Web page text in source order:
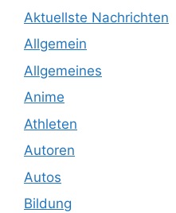
Aktuellste Nachrichten
Allgemein
Allgemeines
Anime
Athleten
Autoren
Autos
Bildung